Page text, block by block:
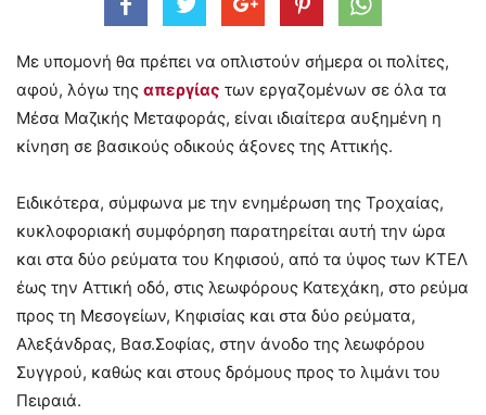
Με υπομονή θα πρέπει να οπλιστούν σήμερα οι πολίτες,
αφού, λόγω της απεργίας των εργαζομένων σε όλα τα
Μέσα Μαζικής Μεταφοράς, είναι ιδιαίτερα αυξημένη η
κίνηση σε βασικούς οδικούς άξονες της Αττικής.
Ειδικότερα, σύμφωνα με την ενημέρωση της Τροχαίας,
κυκλοφοριακή συμφόρηση παρατηρείται αυτή την ώρα
και στα δύο ρεύματα του Κηφισού, από τα ύψος των ΚΤΕΛ
έως την Αττική οδό, στις λεωφόρους Κατεχάκη, στο ρεύμα
προς τη Μεσογείων, Κηφισίας και στα δύο ρεύματα,
Αλεξάνδρας, Βασ.Σοφίας, στην άνοδο της λεωφόρου
Συγγρού, καθώς και στους δρόμους προς το λιμάνι του
Πειραιά.